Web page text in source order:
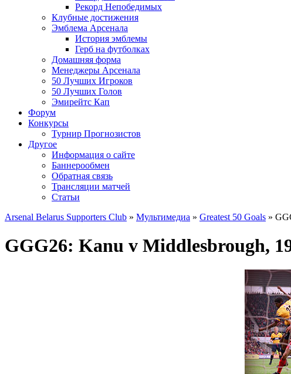
Рекорд Непобедимых
Клубные достижения
Эмблема Арсенала
История эмблемы
Герб на футболках
Домашняя форма
Менеджеры Арсенала
50 Лучших Игроков
50 Лучших Голов
Эмирейтс Кап
Форум
Конкурсы
Турнир Прогнозистов
Другое
Информация о сайте
Баннерообмен
Обратная связь
Трансляции матчей
Статьи
Arsenal Belarus Supporters Club » Мультимедиа » Greatest 50 Goals »
GGG26: Kanu v Middlesbrough,